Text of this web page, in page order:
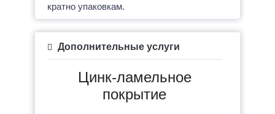
кратно упаковкам.
Дополнительные услуги
Цинк-ламельное
покрытие